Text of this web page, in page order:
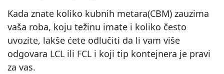
Kada znate koliko kubnih metara(CBM) zauzima
vaša roba, koju težinu imate i koliko često
uvozite, lakše ćete odlučiti da li vam više
odgovara LCL ili FCL i koji tip kontejnera je pravi
za vas.